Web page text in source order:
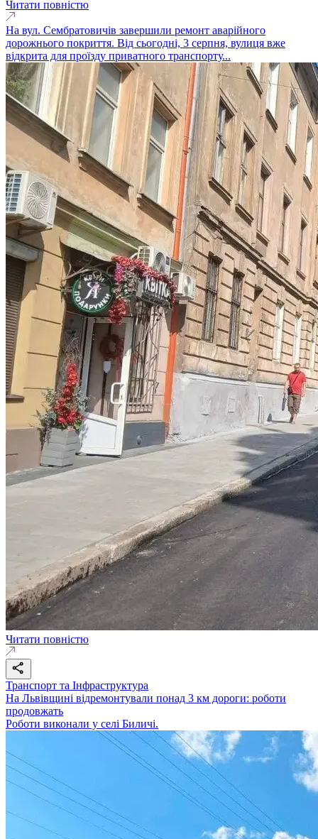
Читати повністю
На вул. Сембратовичів завершили ремонт аварійного
дорожнього покриття. Від сьогодні, 3 серпня, вулиця вже
відкрита для проїзду приватного транспорту...
Читати повністю
Транспорт та Інфраструктура
На Львівщині відремонтували понад 3 км дороги: роботи
продовжать
Роботи виконали у селі Биличі.